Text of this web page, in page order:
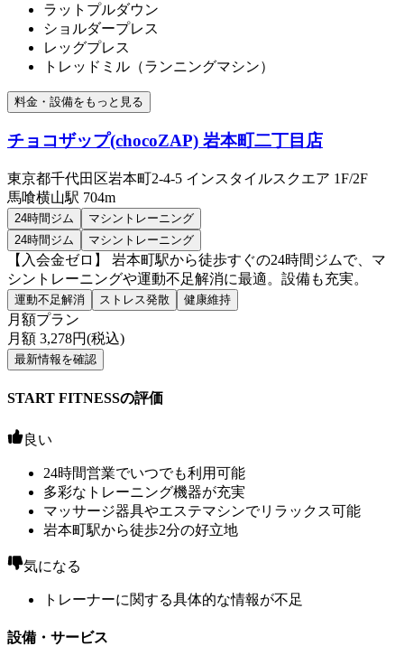
ラットプルダウン
ショルダープレス
レッグプレス
トレッドミル（ランニングマシン）
料金・設備をもっと見る
チョコザップ(chocoZAP) 岩本町二丁目店
東京都千代田区岩本町2-4-5 インスタイルスクエア 1F/2F
馬喰横山駅 704m
24時間ジム
マシントレーニング
24時間ジム
マシントレーニング
【入会金ゼロ】 岩本町駅から徒歩すぐの24時間ジムで、マ
シントレーニングや運動不足解消に最適。設備も充実。
運動不足解消 ストレス発散 健康維持
月額プラン
月額 3,278円(税込)
最新情報を確認
START FITNESSの評価
良い
24時間営業でいつでも利用可能
多彩なトレーニング機器が充実
マッサージ器具やエステマシンでリラックス可能
岩本町駅から徒歩2分の好立地
気になる
トレーナーに関する具体的な情報が不足
設備・サービス